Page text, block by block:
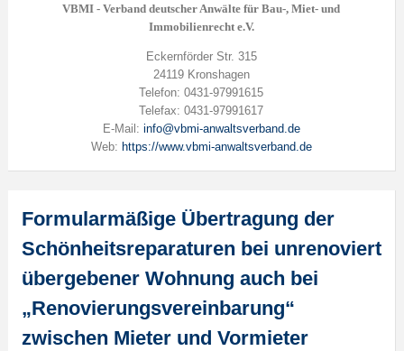
VBMI - Verband deutscher Anwälte für Bau-, Miet- und
Immobilienrecht e.V.
Eckernförder Str. 315
24119 Kronshagen
Telefon: 0431-97991615
Telefax: 0431-97991617
E-Mail: info@vbmi-anwaltsverband.de
Web: https://www.vbmi-anwaltsverband.de
Formularmäßige Übertragung der
Schönheitsreparaturen bei unrenoviert
übergebener Wohnung auch bei
„Renovierungsvereinbarung“
zwischen Mieter und Vormieter